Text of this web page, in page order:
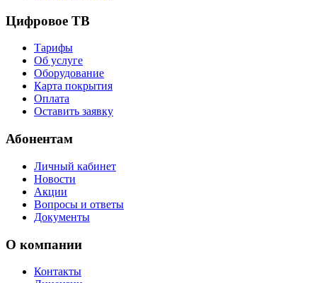
Цифровое ТВ
Тарифы
Об услуге
Оборудование
Карта покрытия
Оплата
Оставить заявку
Абонентам
Личный кабинет
Новости
Акции
Вопросы и ответы
Документы
О компании
Контакты